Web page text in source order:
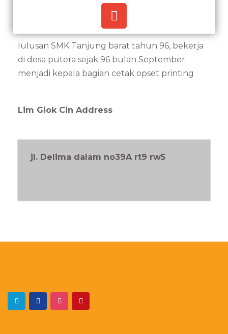
lulusan SMK Tanjung barat tahun 96, bekerja
di desa putera sejak 96 bulan September
menjadi kepala bagian cetak opset printing
Lim Giok Cin Address
jl. Delima dalam no39A rt9 rw5